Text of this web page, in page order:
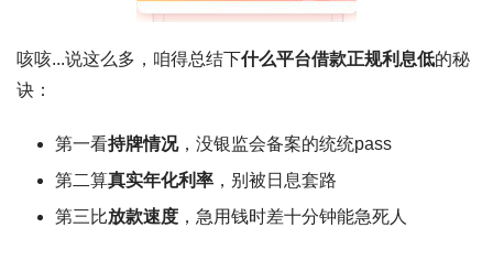
咳咳...说这么多，咱得总结下什么平台借款正规利息低的秘
诀：
第一看持牌情况，没银监会备案的统统pass
第二算真实年化利率 ，别被日息套路
第三比放款速度 ，急用钱时差十分钟能急死人